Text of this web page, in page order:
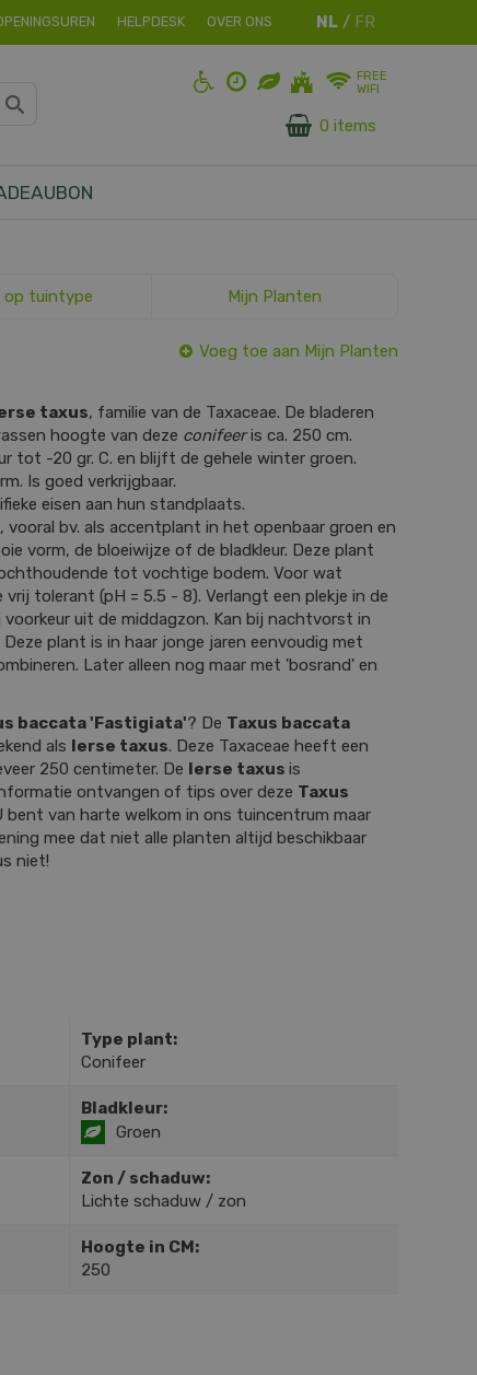
HELPDESK OVER ONS
FREE
WIFI
0 items
op tuintype Mijn Planten
Voeg toe aan Mijn Planten
taxus, familie van de Taxaceae. De bladeren
hoogte van deze conifeeris ca. 250 cm.
tot -20 gr. C. en blijft de gehele winter groen.
Is goed verkrijgbaar.
eisen aan hun standplaats.
vooral bv. als accentplant in het openbaar groen en
vorm, de bloeiwijze of de bladkleur. Deze plant
tot vochtige bodem. Voor wat
tolerant (pH = 5.5 - 8). Verlangt een plekje in de
uit de middagzon. Kan bij nachtvorst in
plant is in haar jonge jaren eenvoudig met
Later alleen nog maar met 'bosrand' en
baccata 'Fastigiata'? De Taxus baccata
als Ierse taxus. Deze Taxaceae heeft een
250 centimeter. De Ierse taxus is
ontvangen of tips over deze Taxus
bent van harte welkom in ons tuincentrum maar
mee dat niet alle planten altijd beschikbaar
niet!
Type plant:
Conifeer
Bladkleur:
Groen
Zon / schaduw:
Lichte schaduw / zon
Hoogte in CM:
250